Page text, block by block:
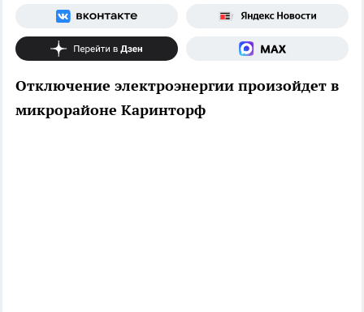
Отключение электроэнергии произойдет в
микрорайоне Каринторф